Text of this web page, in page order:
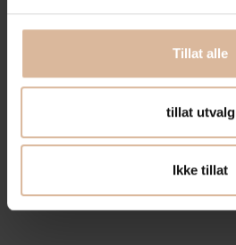
Tillat alle
tillat utvalg
Ikke tillat
Byggherre: Fredensborg